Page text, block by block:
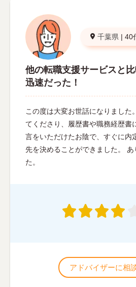
千葉県 | 40
他の転職支援サービスと
迅速だった！
この度は大変お世話になりました
てくださり、履歴書や職務経歴書
言をいただけたお陰で、すぐに内
先を決めることができました。
た。
アドバイザーに相